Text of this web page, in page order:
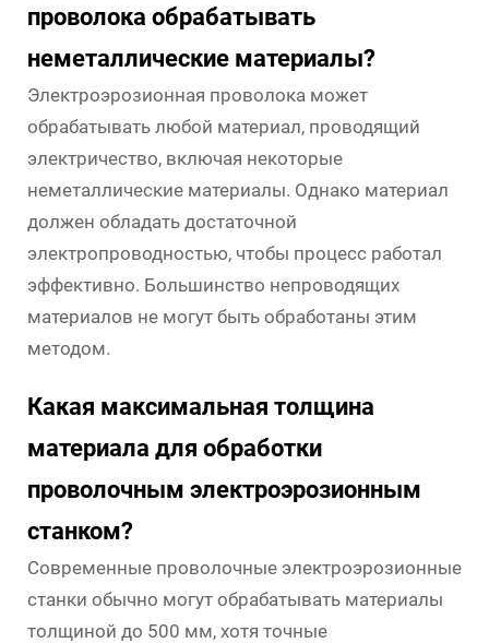
проволока обрабатывать
неметаллические материалы?
Электроэрозионная проволока может
обрабатывать любой материал, проводящий
электричество, включая некоторые
неметаллические материалы. Однако материал
должен обладать достаточной
электропроводностью, чтобы процесс работал
эффективно. Большинство непроводящих
материалов не могут быть обработаны этим
методом.
Какая максимальная толщина
материала для обработки
проволочным электроэрозионным
станком?
Современные проволочные электроэрозионные
станки обычно могут обрабатывать материалы
толщиной до 500 мм, хотя точные